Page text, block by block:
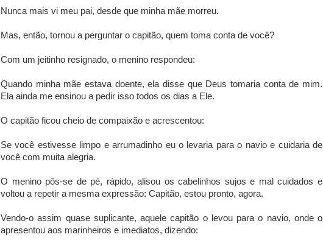
Nunca mais vi meu pai, desde que minha mãe morreu.
Mas, então, tornou a perguntar o capitão, quem toma conta de você?
Com um jeitinho resignado, o menino respondeu:
Quando minha mãe estava doente, ela disse que Deus tomaria conta de mim.
Ela ainda me ensinou a pedir isso todos os dias a Ele.
O capitão ficou cheio de compaixão e acrescentou:
Se você estivesse limpo e arrumadinho eu o levaria para o navio e cuidaria de
você com muita alegria.
O menino pôs-se de pé, rápido, alisou os cabelinhos sujos e mal cuidados e
voltou a repetir a mesma expressão: Capitão, estou pronto, agora.
Vendo-o assim quase suplicante, aquele capitão o levou para o navio, onde o
apresentou aos marinheiros e imediatos, dizendo: